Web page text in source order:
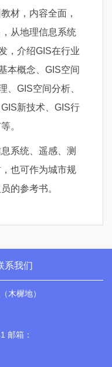
材，内容全面，
从地理信息系统
，介绍GIS在行业
本概念、GIS空间
、GIS空间分析、
新技术、GIS行
。
系统、遥感、测
也可作为城市规
的参考书。
系我们
木樨地）
邮箱：